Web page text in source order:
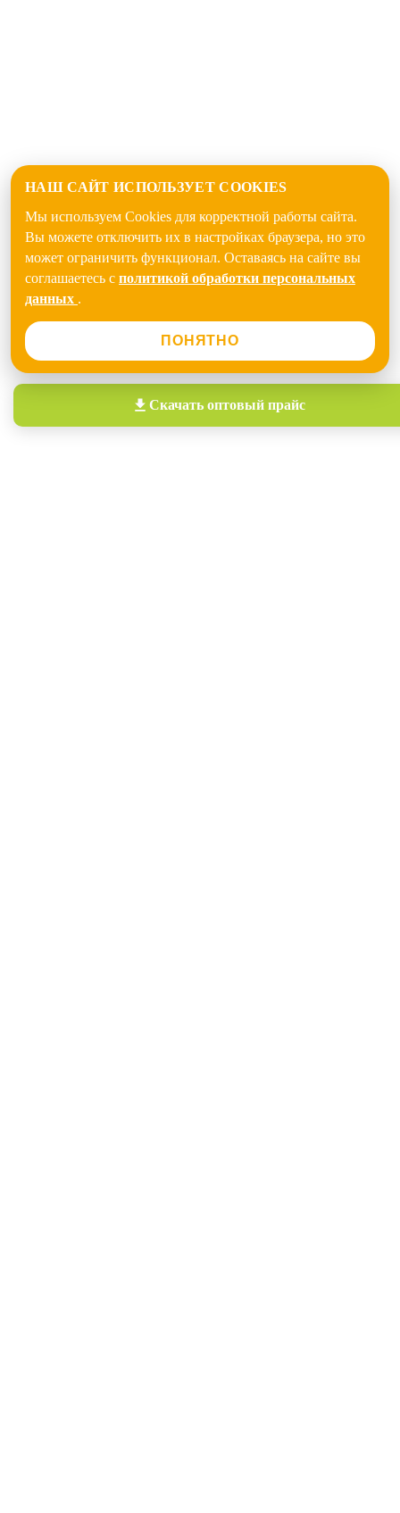
НАШ САЙТ ИСПОЛЬЗУЕТ COOKIES
Мы используем Cookies для корректной работы сайта.
Вы можете отключить их в настройках браузера, но это
может ограничить функционал. Оставаясь на сайте вы
соглашаетесь с политикой обработки персональных
данных .
ПОНЯТНО
Скачать оптовый прайс